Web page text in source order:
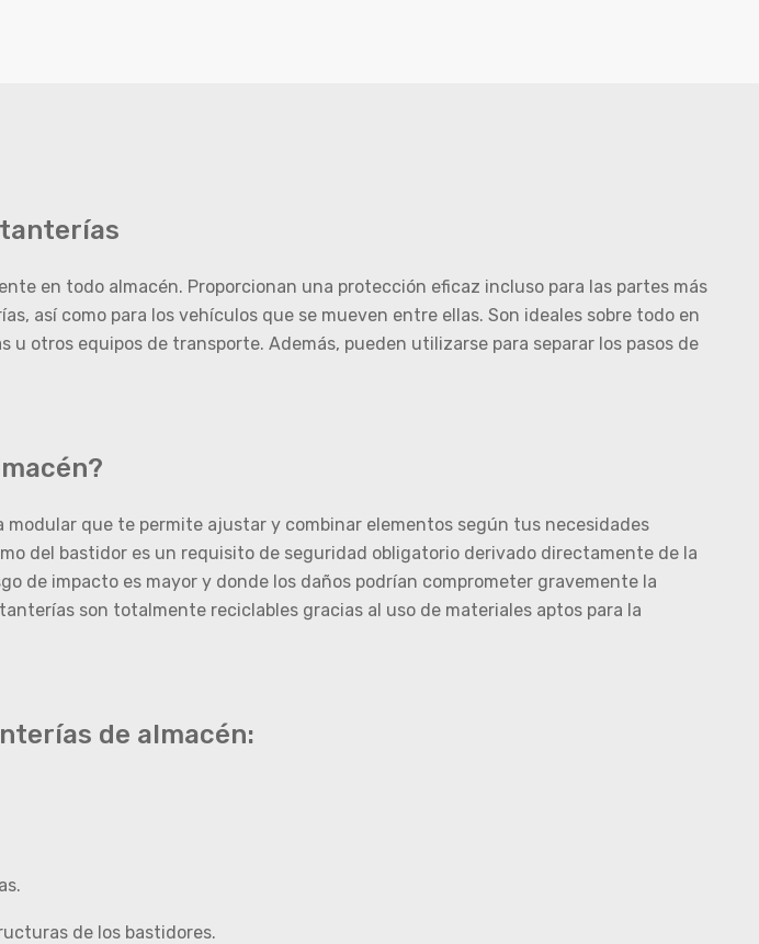
en todo almacén. Proporcionan una protección eficaz incluso para las partes más
así como para los vehículos que se mueven entre ellas. Son ideales sobre todo en
otros equipos de transporte. Además, pueden utilizarse para separar los pasos de
que te permite ajustar y combinar elementos según tus necesidades
del bastidor es un requisito de seguridad obligatorio derivado directamente de la
de impacto es mayor y donde los daños podrían comprometer gravemente la
son totalmente reciclables gracias al uso de materiales aptos para la
de almacén:
de los bastidores.